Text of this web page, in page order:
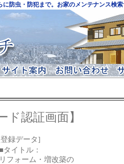
防虫・防犯まで。お家のメンテナンス検索
ド認証画面】
録データ]
■タイトル：
リフォーム・増改築の